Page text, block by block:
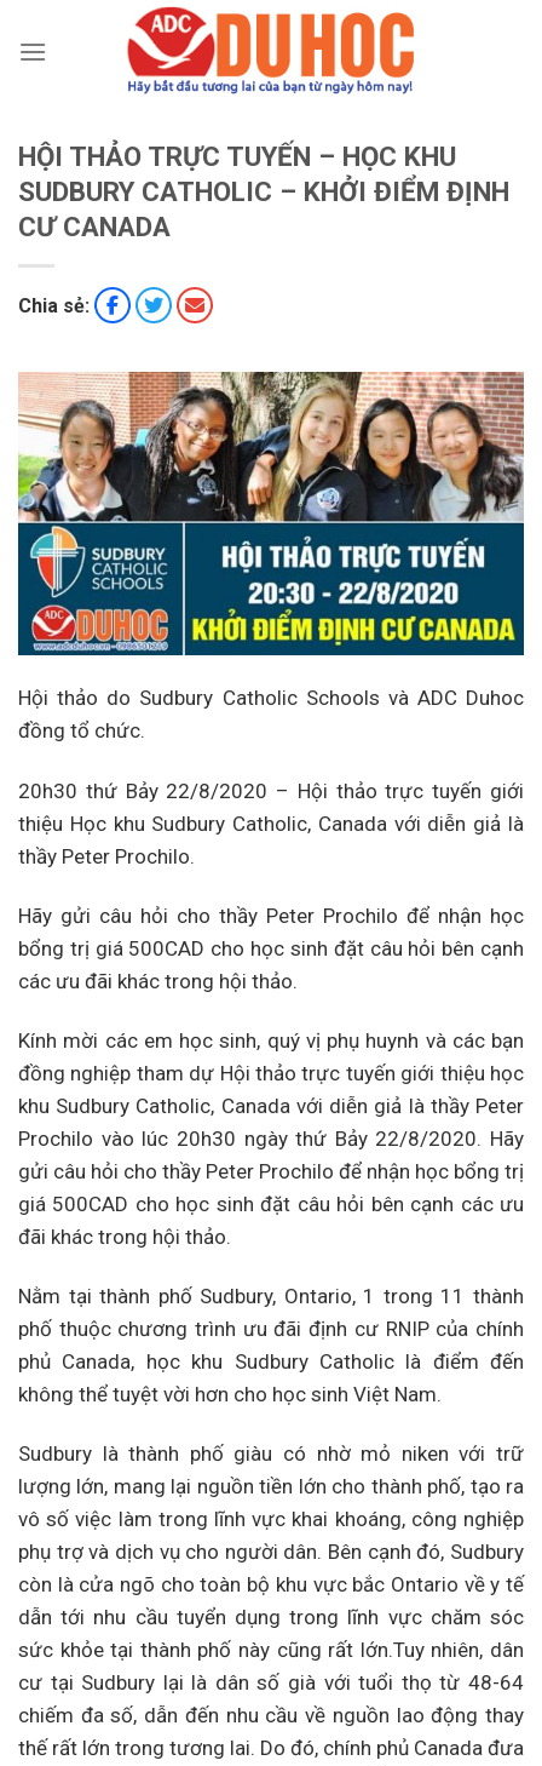
đến
HỘI THẢO TRỰC TUYẾN – HỌC KHU
SUDBURY CATHOLIC – KHỞI ĐIỂM ĐỊNH
CƯ CANADA
Chia sẻ:
Hội thảo do Sudbury Catholic Schools và ADC Duhoc
đồng tổ chức.
20h30 thứ Bảy 22/8/2020 – Hội thảo trực tuyến giới
thiệu Học khu Sudbury Catholic, Canada với diễn giả là
thầy Peter Prochilo.
Hãy gửi câu hỏi cho thầy Peter Prochilo để nhận học
bổng trị giá 500CAD cho học sinh đặt câu hỏi bên cạnh
các ưu đãi khác trong hội thảo.
Kính mời các em học sinh, quý vị phụ huynh và các bạn
đồng nghiệp tham dự Hội thảo trực tuyến giới thiệu học
khu Sudbury Catholic, Canada với diễn giả là thầy Peter
Prochilo vào lúc 20h30 ngày thứ Bảy 22/8/2020. Hãy
gửi câu hỏi cho thầy Peter Prochilo để nhận học bổng trị
giá 500CAD cho học sinh đặt câu hỏi bên cạnh các ưu
đãi khác trong hội thảo.
Nằm tại thành phố Sudbury, Ontario, 1 trong 11 thành
phố thuộc chương trình ưu đãi định cư RNIP của chính
phủ Canada, học khu Sudbury Catholic là điểm đến
không thể tuyệt vời hơn cho học sinh Việt Nam.
Sudbury là thành phố giàu có nhờ mỏ niken với trữ
lượng lớn, mang lại nguồn tiền lớn cho thành phố, tạo ra
vô số việc làm trong lĩnh vực khai khoáng, công nghiệp
phụ trợ và dịch vụ cho người dân. Bên cạnh đó, Sudbury
còn là cửa ngõ cho toàn bộ khu vực bắc Ontario về y tế
dẫn tới nhu cầu tuyển dụng trong lĩnh vực chăm sóc
sức khỏe tại thành phố này cũng rất lớn.Tuy nhiên, dân
cư tại Sudbury lại là dân số già với tuổi thọ từ 48-64
chiếm đa số, dẫn đến nhu cầu về nguồn lao động thay
thế rất lớn trong tương lai. Do đó, chính phủ Canada đưa